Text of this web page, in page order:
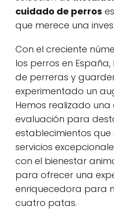
cuidado de perros
que merece una
Con el creciente
los perros en
de perreras y
experimentado un
Hemos realizado una
evaluación para
establecimientos que
servicios
con el bienestar
para ofrecer una
enriquecedora para
cuatro patas.